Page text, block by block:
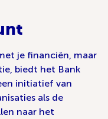
je financiën, maar
biedt het Bank
initiatief van
als de
naar het